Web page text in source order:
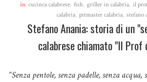
in cucinca calabrese, fish, griller in calabria, il
calabria, pitmaster calabria, stefano
Stefano Anania: storia di un
calabrese chiamato "Il Prof
“Senza pentole, senza padelle, senza acqua,